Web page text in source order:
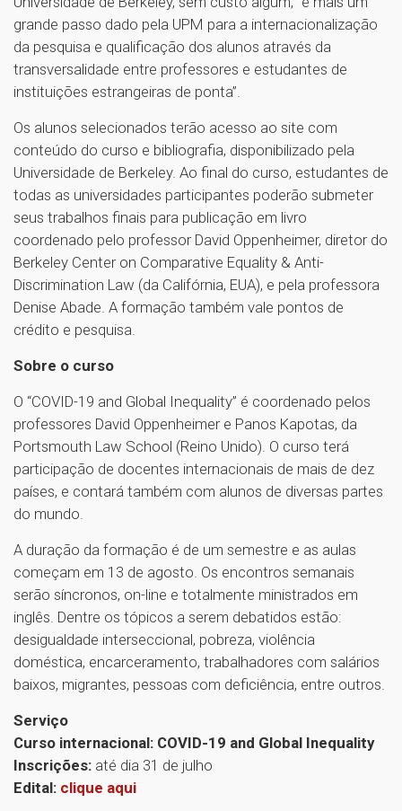
grande passo dado pela UPM para a internacionalização
da pesquisa e qualificação dos alunos através da
transversalidade entre professores e estudantes de
instituições estrangeiras de ponta”.
Os alunos selecionados terão acesso ao site com
conteúdo do curso e bibliografia, disponibilizado pela
Universidade de Berkeley. Ao final do curso, estudantes de
todas as universidades participantes poderão submeter
seus trabalhos finais para publicação em livro
coordenado pelo professor David Oppenheimer, diretor do
Berkeley Center on Comparative Equality & Anti-
Discrimination Law (da Califórnia, EUA), e pela professora
Denise Abade. A formação também vale pontos de
crédito e pesquisa.
Sobre o curso
O “COVID-19 and Global Inequality” é coordenado pelos
professores David Oppenheimer e Panos Kapotas, da
Portsmouth Law School (Reino Unido). O curso terá
participação de docentes internacionais de mais de dez
países, e contará também com alunos de diversas partes
do mundo.
A duração da formação é de um semestre e as aulas
começam em 13 de agosto. Os encontros semanais
serão síncronos, on-line e totalmente ministrados em
inglês. Dentre os tópicos a serem debatidos estão:
desigualdade interseccional, pobreza, violência
doméstica, encarceramento, trabalhadores com salários
baixos, migrantes, pessoas com deficiência, entre outros.
Serviço
Curso internacional: COVID-19 and Global Inequality
Inscrições: até dia 31 de julho
Edital: clique aqui